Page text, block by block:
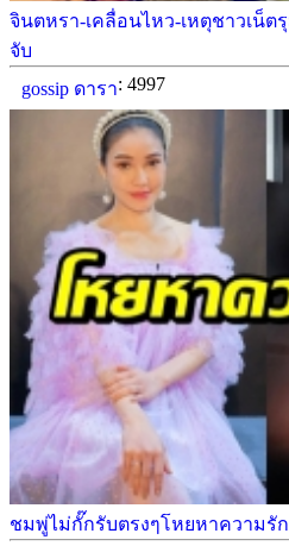
จินตหรา-เคลื่อนไหว-เหตุชาวเน็ต
จับ
gossip ดารา: 4997
ชมพู่ไม่กั๊กรับตรงๆโหยหาความรั